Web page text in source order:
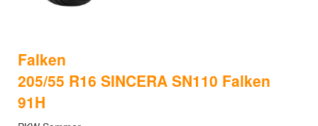
Falken
205/55 R16 SINCERA SN110 Falken
91H